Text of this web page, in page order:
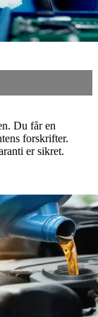
Du får en
forskrifter.
er sikret.